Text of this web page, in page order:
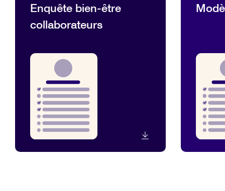
Enquête bien-être
collaborateurs